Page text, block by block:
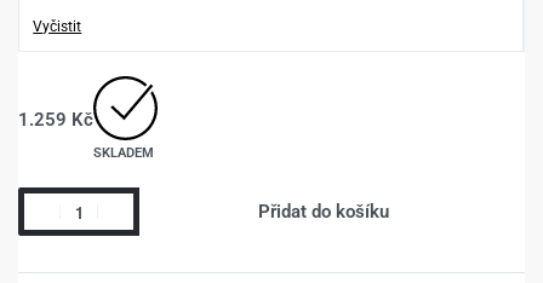
Vyčistit
1.259 Kč
SKLADEM
Přidat do košíku